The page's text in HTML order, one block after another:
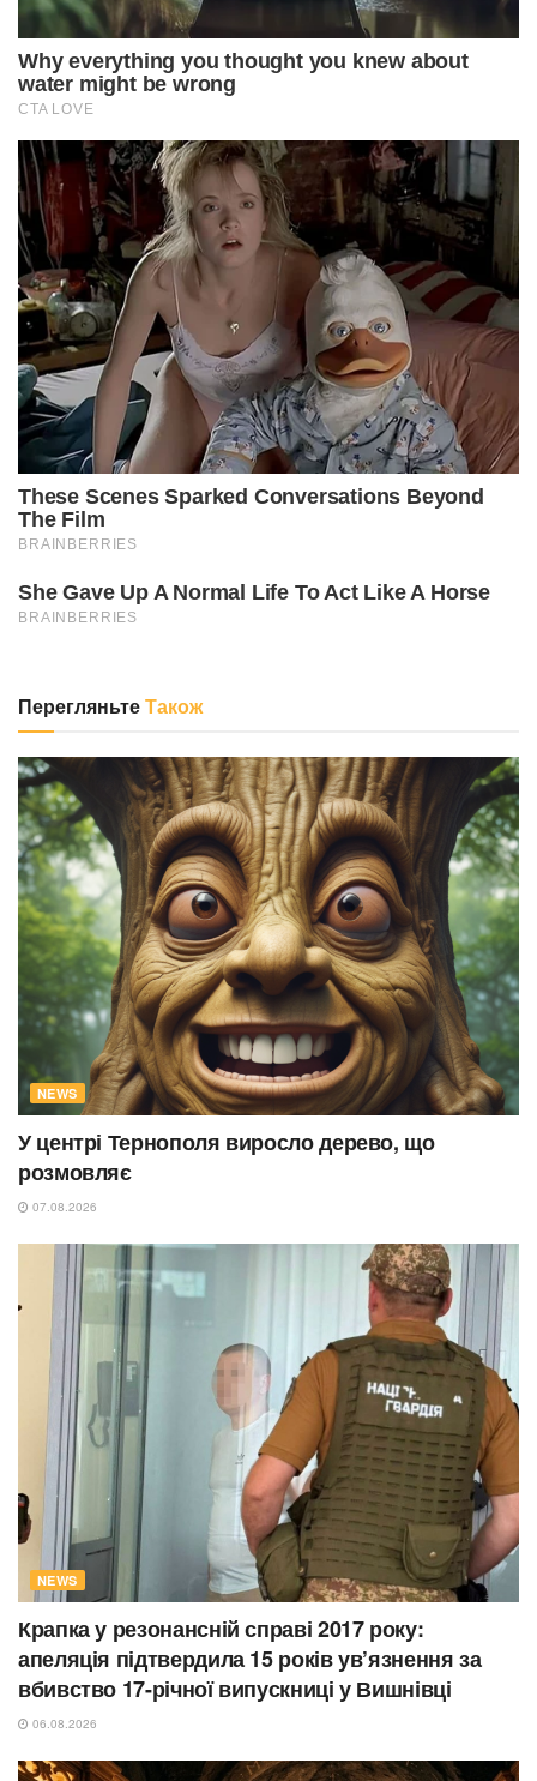
ПерегляньтеТакож
NEWS
У центрі Тернополя виросло дерево, що
розмовляє
07.08.2026
NEWS
Крапка у резонансній справі 2017 року:
апеляція підтвердила 15 років ув’язнення за
вбивство 17-річної випускниці у Вишнівці
06.08.2026